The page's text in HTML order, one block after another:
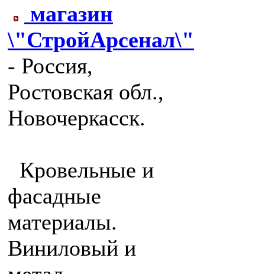
магазин
\"СтройАрсенал\"
- Россия,
Ростовская обл.,
Новочеркасск.
Кровельные и
фасадные
материалы.
Виниловый и